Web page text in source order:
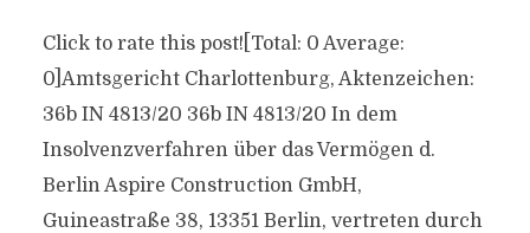
Click to rate this post![Total: 0 Average:
0]Amtsgericht Charlottenburg, Aktenzeichen:
36b IN 4813/20 36b IN 4813/20 In dem
Insolvenzverfahren über das Vermögen d.
Berlin Aspire Construction GmbH,
Guineastraße 38, 13351 Berlin, vertreten durch